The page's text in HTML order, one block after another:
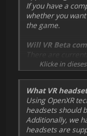
If you have a
whether you
the game.
Will VR Beta
There are
console in any
Klicke in
What VR
Using OpenXR
headsets should
Additionally, we
headsets are